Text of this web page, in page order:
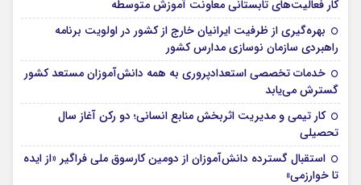
کار فعالیت‌های تابستانی معاونت آموزش متوسطه
بهره‌گیری از ظرفیت ایرانیان خارج از کشور در اولویت برنامه
راهبردی سازمان نوسازی مدارس کشور
خدمات تخصصی استعدادپروری به همه دانش‌آموزان مستعد کشور
گسترش می‌یابد
کار تیمی و مدیریت اثربخش منابع انسانی؛ دو رکن آغاز سال
تحصیلی
استقبال گسترده دانش‌آموزان از دومین کارسوق ملی فراگیر «از ایده
تا خوارزمی»